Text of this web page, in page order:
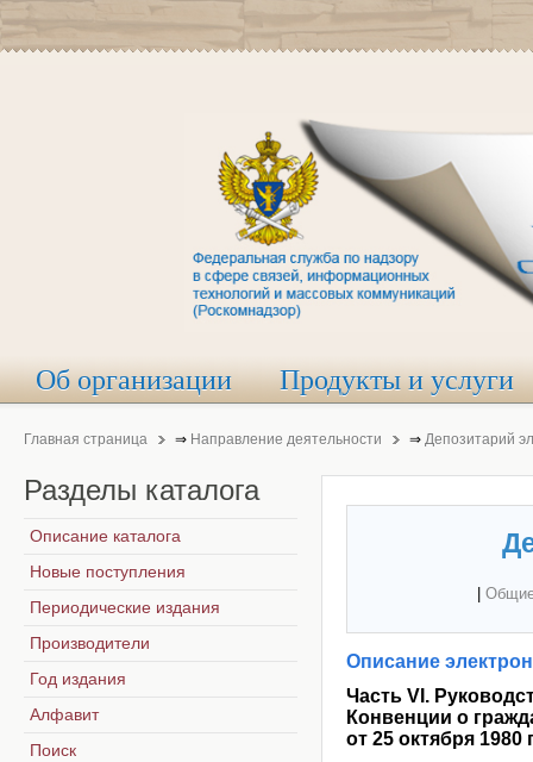
Об организации Продукты и услуги
Главная страница ⇒ Направление деятельности ⇒ Депозитарий
Описание
Часть VI.
Конвенции о
от 25 октября 1980
Разделы каталога
Описание каталога
Новые поступления
Периодические издания
Производители
Год издания
Алфавит
Поиск